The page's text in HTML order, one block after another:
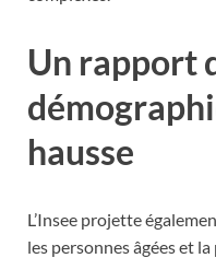
Un rapport
hausse
L’Insee projette
les personnes âgées et